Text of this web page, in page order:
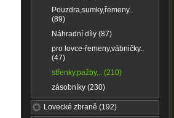
Pouzdra,sumky,řemeny..
(89)
Náhradní díly (87)
pro lovce-řemeny,vábničky..
(47)
střenky,pažby,.. (210)
zásobníky (230)
Lovecké zbraně (192)